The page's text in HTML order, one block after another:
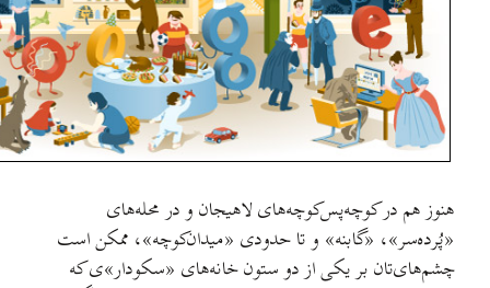
لاهیجان و در محله‌های
و تا حدودی «میدان‌کوچه»، ممکن است
یکی از دو ستون خانه‌های «سکودار»ی که